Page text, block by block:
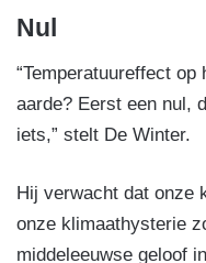
Nul
“Temperatuureffect
aarde? Eerst een nul,
iets,” stelt De Winter.
Hij verwacht dat onze
onze klimaathysterie
middeleeuwse geloof